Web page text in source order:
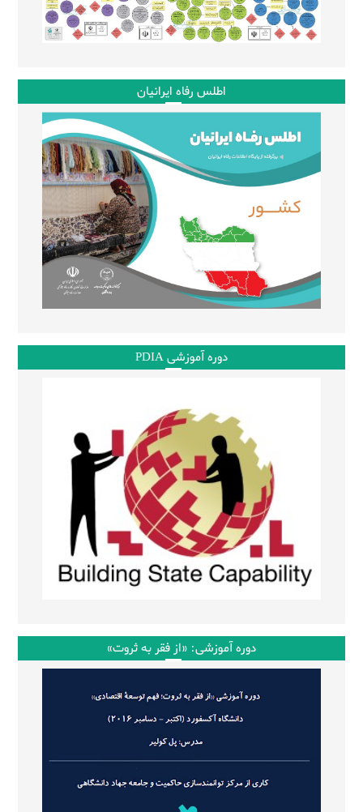
اطلس رفاه ایرانیان
دوره آموزشی PDIA
دوره آموزشی: «از فقر به ثروت»